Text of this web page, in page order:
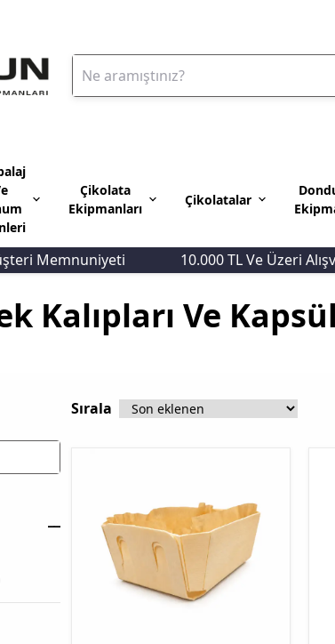
Çikolata
Ekipmanları
Çikolatalar
10.000 TL Ve Üzeri Alışverişlerde
Kalıpları Ve
Sırala